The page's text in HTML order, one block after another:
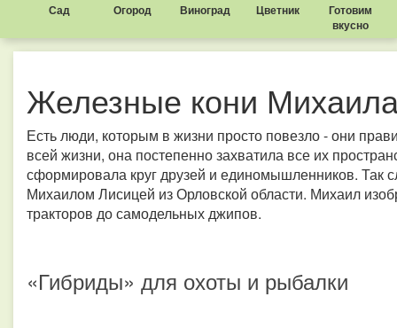
Сад Огород Виноград Цветник
Готовим
вкусно
Железные кони
Есть люди, которым в жизни просто повезло - они
всей жизни, она постепенно захватила все их
сформировала круг друзей и единомышленников. Так
Михаилом Лисицей из Орловской области. Михаил
тракторов до самодельных джипов.
«Гибриды» для охоты и рыбалки